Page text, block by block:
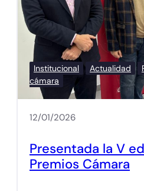
Institucional Actualidad
cámara
12/01/2026
Presentada la V
Premios Cámara